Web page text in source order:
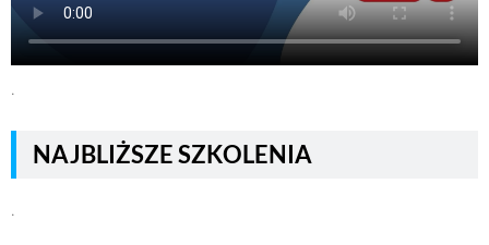
.
NAJBLIŻSZE SZKOLENIA
.